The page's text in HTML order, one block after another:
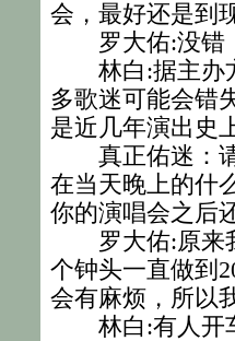
会，最好还是到
罗大佑:没错，
林白:据主办方
多歌迷可能会错
是近几年演出史
真正佑迷：请
在当天晚上的什
你的演唱会之后
罗大佑:原来我
个钟头一直做到
会有麻烦，所以
林白:有人开车